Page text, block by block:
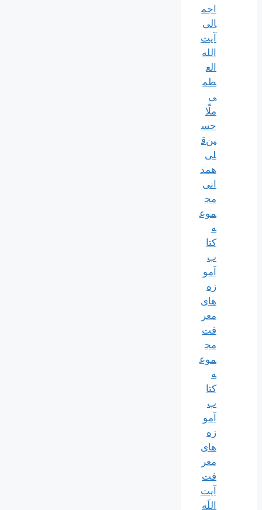
اجم
الی
آیت‌
الله‌
الع
ظم
ی
ملّا
حس
ین‌ق
لی
همد
انی
مج
موع
ه
کتا
ب
آمو
زه
های
معر
فت
مج
موع
ه
کتا
ب
آمو
زه
های
معر
فت
آیت
اللَه